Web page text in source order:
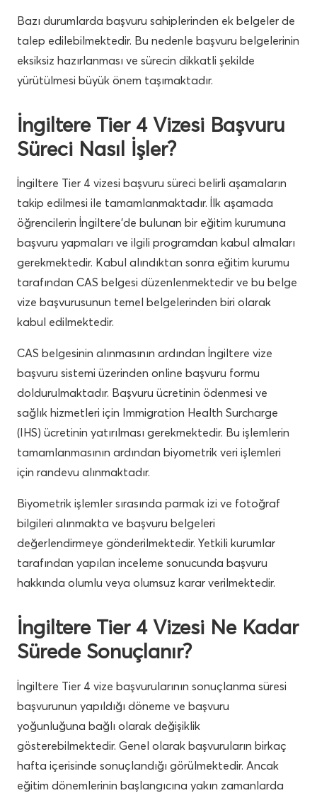
Bazı durumlarda başvuru sahiplerinden ek belgeler de
talep edilebilmektedir. Bu nedenle başvuru belgelerinin
eksiksiz hazırlanması ve sürecin dikkatli şekilde
yürütülmesi büyük önem taşımaktadır.
İngiltere Tier 4 Vizesi Başvuru
Süreci Nasıl İşler?
İngiltere Tier 4 vizesi başvuru süreci belirli aşamaların
takip edilmesi ile tamamlanmaktadır. İlk aşamada
öğrencilerin İngiltere’de bulunan bir eğitim kurumuna
başvuru yapmaları ve ilgili programdan kabul almaları
gerekmektedir. Kabul alındıktan sonra eğitim kurumu
tarafından CAS belgesi düzenlenmektedir ve bu belge
vize başvurusunun temel belgelerinden biri olarak
kabul edilmektedir.
CAS belgesinin alınmasının ardından İngiltere vize
başvuru sistemi üzerinden online başvuru formu
doldurulmaktadır. Başvuru ücretinin ödenmesi ve
sağlık hizmetleri için Immigration Health Surcharge
(IHS) ücretinin yatırılması gerekmektedir. Bu işlemlerin
tamamlanmasının ardından biyometrik veri işlemleri
için randevu alınmaktadır.
Biyometrik işlemler sırasında parmak izi ve fotoğraf
bilgileri alınmakta ve başvuru belgeleri
değerlendirmeye gönderilmektedir. Yetkili kurumlar
tarafından yapılan inceleme sonucunda başvuru
hakkında olumlu veya olumsuz karar verilmektedir.
İngiltere Tier 4 Vizesi Ne Kadar
Sürede Sonuçlanır?
İngiltere Tier 4 vize başvurularının sonuçlanma süresi
başvurunun yapıldığı döneme ve başvuru
yoğunluğuna bağlı olarak değişiklik
gösterebilmektedir. Genel olarak başvuruların birkaç
hafta içerisinde sonuçlandığı görülmektedir. Ancak
eğitim dönemlerinin başlangıcına yakın zamanlarda